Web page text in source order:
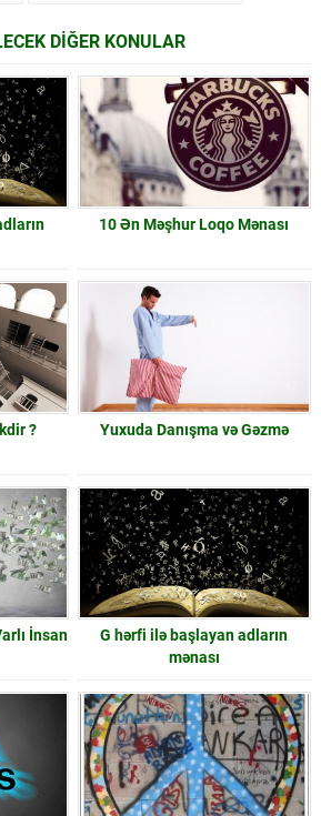
DİĞER KONULAR
10 Ən Məşhur Loqo Mənası
? Yuxuda Danışma və Gəzmə
İnsan
G hərfi ilə başlayan adların
mənası